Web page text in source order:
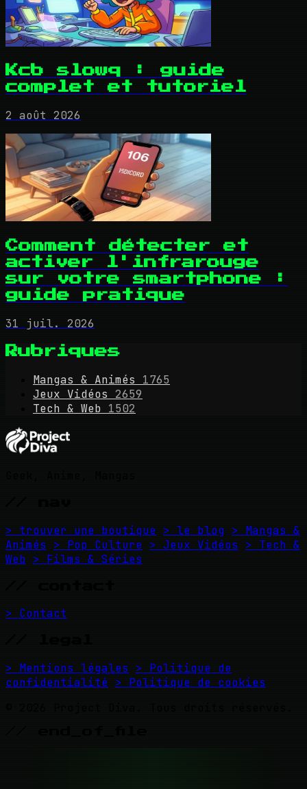
Kcb slowq : guide
complet et tutoriel
2 août 2026
Comment détecter et
activer l'infrarouge
sur votre smartphone :
guide pratique
31 juil. 2026
Rubriques
Mangas & Animés
1765
Jeux Vidéos
2659
Tech & Web 1502
> trouver une boutique > le blog > Mangas &
Animés
> Pop Culture > Jeux Vidéos
> Tech &
Web > Films & Séries
> Contact
> Mentions légales
> Politique de
confidentialité > Politique de cookies